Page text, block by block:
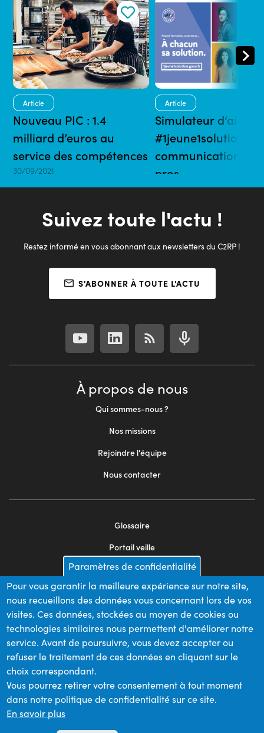
Article
Nouveau PIC : 1.4
milliard d’euros au
service des compétences
30/09/2021
Article
Simulateur d‘aides
#1jeune1solution : 1
communication
pros
06/07/2021 | 5 mins
Suivez toute l'actu !
Restez informé en vous abonnant aux newsletters du C2RP !
S'ABONNER À TOUTE L'ACTU
À propos de nous
Qui sommes-nous ?
Nos missions
Rejoindre l'équipe
Nous contacter
2
Glossaire
Portail veille
Mentions légales
Appels d'offres
Plan du site
Nos financeurs
Membre du
Paramètres de confidentialité
Pour vous garantir la meilleure expérience sur notre site,
nous recueillons des données vous concernant lors de vos
visites. Ces données, stockées au moyen de cookies ou
technologies similaires nous permettent d'améliorer notre
service. Avant de poursuivre, vous devez accepter ou
refuser le traitement de ces données en cliquant sur le
choix correspondant.
Vous pourrez retirer votre consentement à tout moment
dans notre politique de confidentialité sur ce site.
En savoir plus